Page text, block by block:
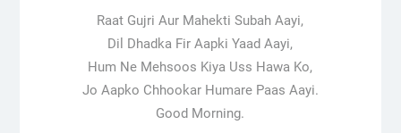
Raat Gujri Aur Mahekti Subah Aayi,
Dil Dhadka Fir Aapki Yaad Aayi,
Hum Ne Mehsoos Kiya Uss Hawa Ko,
Jo Aapko Chhookar Humare Paas Aayi.
Good Morning.